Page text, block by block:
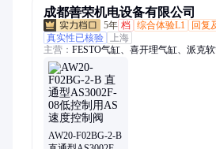
成都善荣机电设备有限公司
5年 档 综合体验L1 回复
真实性已核验
上海
主营： FESTO气缸、喜开理气缸、派克
ASCO电磁阀、CAMOZZI电磁阀、诺冠
磁阀、宝德电磁阀、Atos溢流阀、THK
传感器、罗克韦尔、Aventics气缸、
AW20-F02BG-2-B